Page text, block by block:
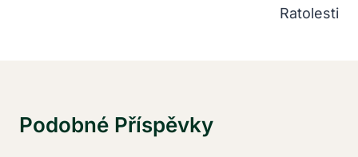
Ratolesti
Podobné Příspěvky